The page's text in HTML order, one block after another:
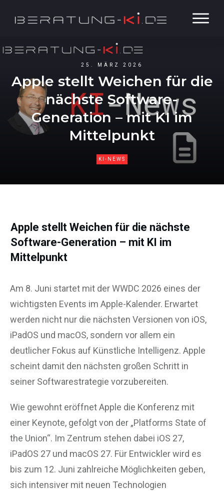
25. MÄRZ 2026
Apple stellt Weichen für die
nächste Software-
Generation – mit KI im
Mittelpunkt
KI-NEWS
Apple stellt Weichen für die nächste
Software-Generation – mit KI im
Mittelpunkt
Am 8. Juni startet mit der WWDC 2026 eines der
wichtigsten Events im Apple-Kalender. Erwartet
werden nicht nur die nächsten Versionen von iOS,
iPadOS und macOS, sondern vor allem ein
deutlicher Fokus auf Künstliche Intelligenz. Apple
scheint damit den nächsten großen Schritt in
seiner Softwarestrategie vorzubereiten.
Wie gewohnt eröffnet Apple die Konferenz mit
einer Keynote, gefolgt von der „Platforms State of
the Union“. Im Zentrum stehen dabei iOS 27,
iPadOS 27 und macOS 27. Für Entwickler wird es
bis zum 12. Juni zahlreiche Möglichkeiten geben,
sich intensiver mit neuen Technologien